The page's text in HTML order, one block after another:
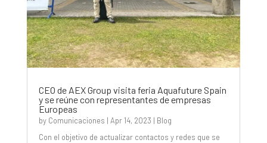
CEO de AEX Group visita feria Aquafuture Spain
y se reúne con representantes de empresas
Europeas
by Comunicaciones | Apr 14, 2023 | Blog
Con el objetivo de actualizar contactos y redes que se